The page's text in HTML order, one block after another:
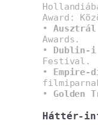
Award:
•
Awards.
• Dublin-
Festival.
• Empire-
• Golden
Háttér-